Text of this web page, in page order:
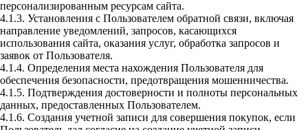
персонализированным ресурсам сайта.
4.1.3. Установления с Пользователем обратной связи, включая
направление уведомлений, запросов, касающихся
использования сайта, оказания услуг, обработка запросов и
заявок от Пользователя.
4.1.4. Определения места нахождения Пользователя для
обеспечения безопасности, предотвращения мошенничества.
4.1.5. Подтверждения достоверности и полноты персональных
данных, предоставленных Пользователем.
4.1.6. Создания учетной записи для совершения покупок, если